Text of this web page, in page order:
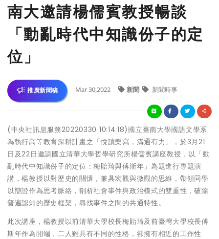
南大邀請楊儒賓教授暢談
「動亂時代中知識份子的定
位」
推廣新聞稿 Mar 30,2022 新聞 新聞時事
(中央社訊息服務20220330 10:14:18)國立臺南大學國語文學系
為執行高等教育深耕計畫之「悅讀樂寫，溝通有力」，於3月21
日及22日邀請國立清華大學哲學研究所楊儒賓講座教授，以「動
亂時代中知識份子的定位：梅貽琦與傅斯年」為題進行專題演
講，楊教授以對歷史的關懷，兼具宏觀與微觀的思維，帶領同學
以辯證作為思考脈絡，剖析社會事件與政治模式的雙重性，破除
普遍認知的歷史框架，尋找事件之間的共通特性。
此次講座，楊教授以前清華大學校長梅貽琦及前臺灣大學校長傅
斯年作為開端，二人雖具有不同的性格，卻擁有相近的工作性